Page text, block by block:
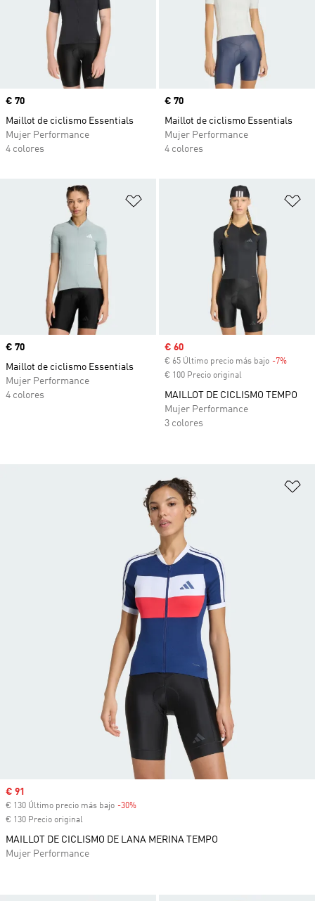
Precio
€ 70
Maillot de ciclismo Essentials
Mujer Performance
4 colores
Precio
€ 70
Maillot de ciclismo Essentials
Mujer Performance
4 colores
Añadir a la lista de deseos
Precio
€ 70
Maillot de ciclismo Essentials
Mujer Performance
4 colores
Precio de venta
€ 60
€ 65 Último precio más bajo -7%
€ 100 Precio original
MAILLOT DE CICLISMO TEMPO
Mujer Performance
3 colores
Precio de venta
€ 91
€ 130 Último precio más bajo -30%
€ 130 Precio original
MAILLOT DE CICLISMO DE LANA MERINA TEMPO
Mujer Performance